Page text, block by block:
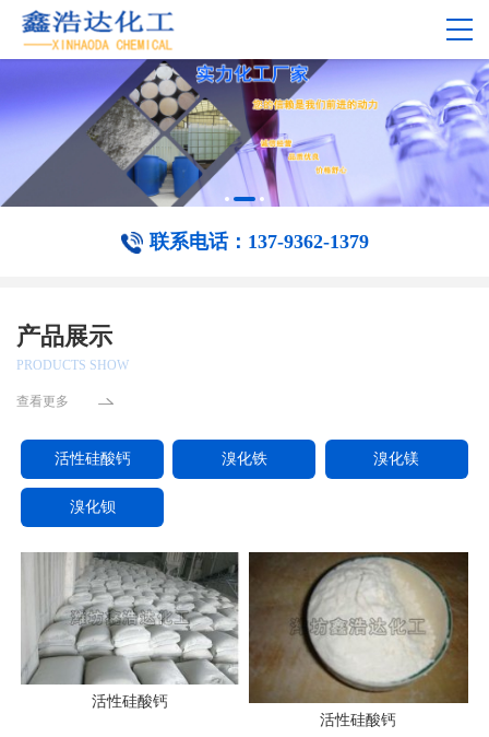
联系电话：137-9362-1379
产品展示
PRODUCTS SHOW
查看更多
活性硅酸钙 溴化铁 溴化镁
溴化钡
活性硅酸钙
活性硅酸钙